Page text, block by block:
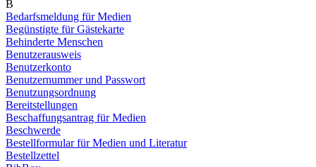
B
Bedarfsmeldung für Medien
Begünstigte für Gästekarte
Behinderte Menschen
Benutzerausweis
Benutzerkonto
Benutzernummer und Passwort
Benutzungsordnung
Bereitstellungen
Beschaffungsantrag für Medien
Beschwerde
Bestellformular für Medien und Literatur
Bestellzettel